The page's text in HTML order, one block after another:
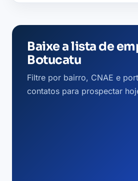
Baixe a lista de
Botucatu
Filtre por bairro, CNAE e
contatos para prospectar